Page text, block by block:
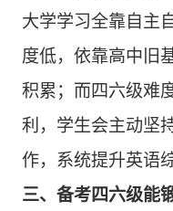
大学学习全靠自主
度低，依靠高中旧
积累；而四六级难
利，学生会主动坚
作，系统提升英语
三、备考四六级能